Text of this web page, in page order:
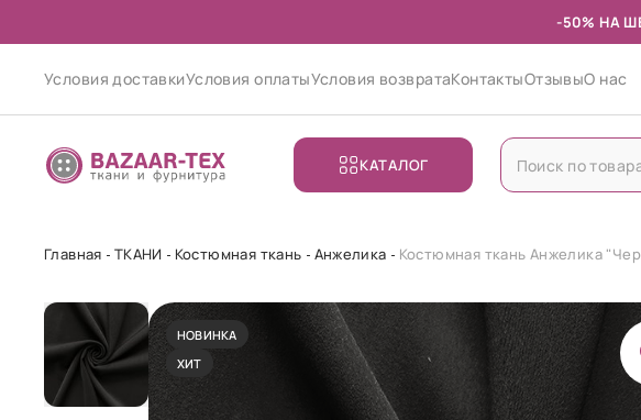
-50% НА
Условия доставкиУсловия оплатыУсловия возвратаКонтактыОтзывыО нас
КАТАЛОГ
Главная ТКАНИ Костюмная ткань Анжелика Костюмная ткань Анжелика
НОВИНКА
ХИТ